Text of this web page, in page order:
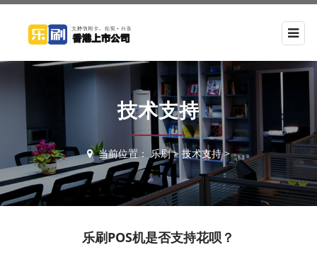
技术支持
当前位置： 乐刷> 技术支持>
乐刷POS机是否支持花呗？